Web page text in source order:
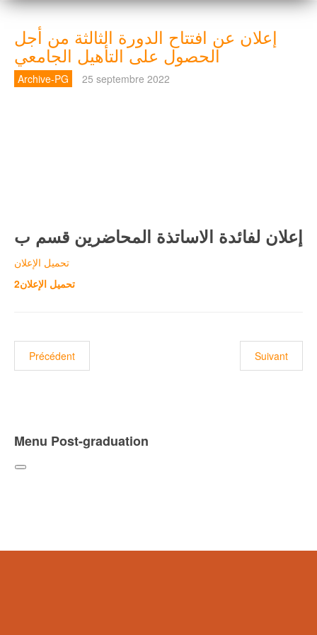
إعلان عن افتتاح الدورة الثالثة من أجل
الحصول على التأهيل الجامعي
Archive-PG 25 septembre 2022
إعلان لفائدة الاساتذة المحاضرين قسم ب
تحميل الإعلان
تحميل الإعلان2
Article précédent : Annonce
Précédent Suivant
Menu Post-graduation